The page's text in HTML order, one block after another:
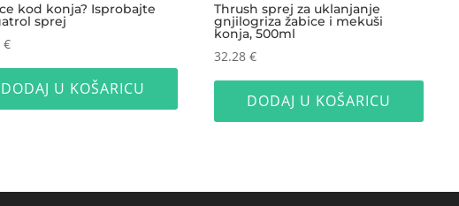
kod konja? Isprobajte
sprej
€
DODAJ U KOŠARICU
Thrush sprej za uklanjanje
gnjilogriza žabice i mekuši
konja, 500ml
32.28€
DODAJ U KOŠARICU